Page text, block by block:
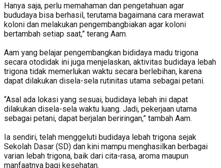
Hanya saja, perlu memahaman dan pengetahuan agar
bududaya bisa berhasil, terutama bagaimana cara merawat
koloni dan melakukan pengembangbiakan agar koloni
bertambah setiap saat,” terang Aam.
Aam yang belajar pengembangkan bididaya madu trigona
secara otodidak ini juga menjelaskan, aktivitas budidaya lebah
trigona tidak memerlukan waktu secara berlebihan, karena
dapat dilakukan disela-sela rutinitas utama sebagai petani.
“Asal ada lokasi yang sesuai, budidaya lebah ini dapat
dilakukan disela-sela waktu luang. Jadi, pekerjaan utama
sebagai petani, dapat berjalan beriringan,” tambah Aam.
Ia sendiri, telah menggeluti budidaya lebah trigona sejak
Sekolah Dasar (SD) dan kini mampu menghasilkan berbagai
varian lebah trigona, baik dari cita-rasa, aroma maupun
manfaatnya bagi kesehatan.